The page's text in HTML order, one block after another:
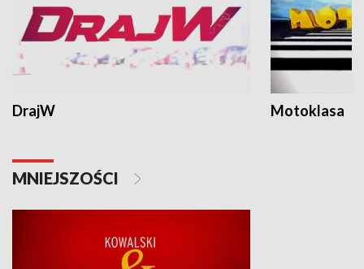
DrajW Motoklasa
MNIEJSZOŚCI